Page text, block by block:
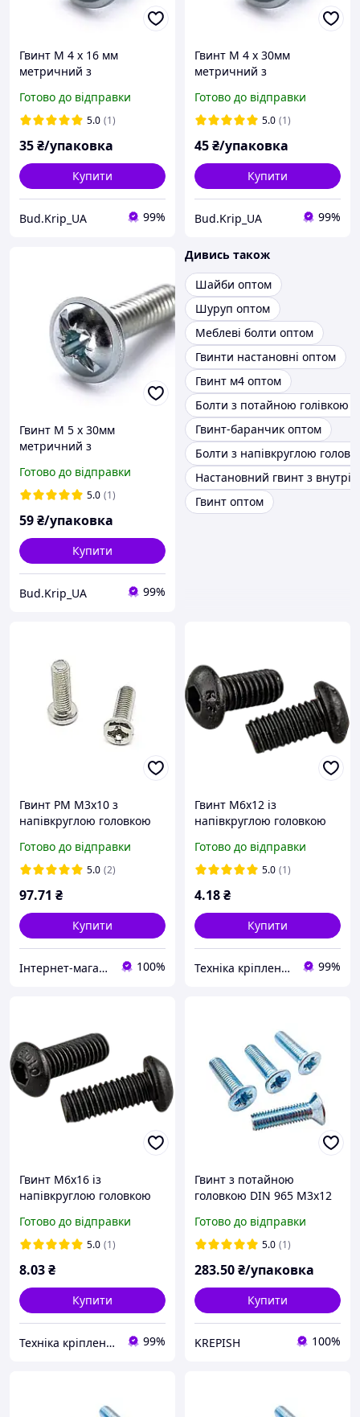
Гвинт М 4 х 16 мм
метричний з
прес-шайбою DIN 967 кл.
міц. 4,8 цинк білий ( 25
Готово до відправки
5.0 (1)
35₴/упаковка
Купити
Bud.Krip_UA 99%
Гвинт М 4 х 30мм
метричний з
прес-шайбою DIN 967 кл.
міц. 4,8 цинк білий ( 25
Готово до відправки
5.0 (1)
45₴/упаковка
Купити
Bud.Krip_UA 99%
Гвинт М 5 х 30мм
метричний з
прес-шайбою DIN 967 кл.
міц. 4,8 цинк білий ( 25
Готово до відправки
5.0 (1)
59₴/упаковка
Купити
Bud.Krip_UA 99%
Дивись також
Шайби оптом
Шуруп оптом
Меблеві болти оптом
Гвинти настановні оптом
Гвинт м4 оптом
Болти з потайною голівкою
Гвинт-баранчик оптом
Болти з напівкруглою
Настановний гвинт з
Гвинт оптом
Гвинт PM M3x10 з
напівкруглою головкою
Готово до відправки
5.0 (2)
97.71 ₴
Купити
Інтернет-магазин "TRACKER-PI.COM.UA" 100%
Гвинт М6х12 із
напівкруглою головкою
7380-1 високоміцний
Готово до відправки
5.0 (1)
4.18₴
Купити
Техніка кріплення "Метрекс Київ" 99%
Гвинт М6х16 із
напівкруглою головкою
7380-1 високоміцний
Готово до відправки
5.0 (1)
8.03₴
Купити
Техніка кріплення "Метрекс Київ" 99%
Гвинт з потайною
головкою DIN 965 М3х12
Готово до відправки
5.0 (1)
283.50₴/упаковка
Купити
KREPISH 100%